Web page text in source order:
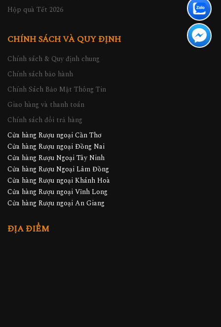
Hộp quà Tết 2026
CHÍNH SÁCH VÀ QUY ĐỊNH
Chính sách & Quy định chung
Chính sách bảo hành
Chính Sách Bảo Mật Thông Tin
Giao hàng và thanh toán
Chính sách đổi trả hàng
Cửa hàng Rượu ngoại Cần Thơ
Cửa hàng Rượu ngoại Đồng Nai
Cửa hàng Rượu Ngoại Tây Ninh
Cửa hàng Rượu Ngoại Lâm Đồng
Cửa hàng Rượu ngoại Khánh Hoà
Cửa hàng Rượu ngoại Vĩnh Long
Cửa hàng Rượu ngoại An Giang
ĐỊA ĐIỂM